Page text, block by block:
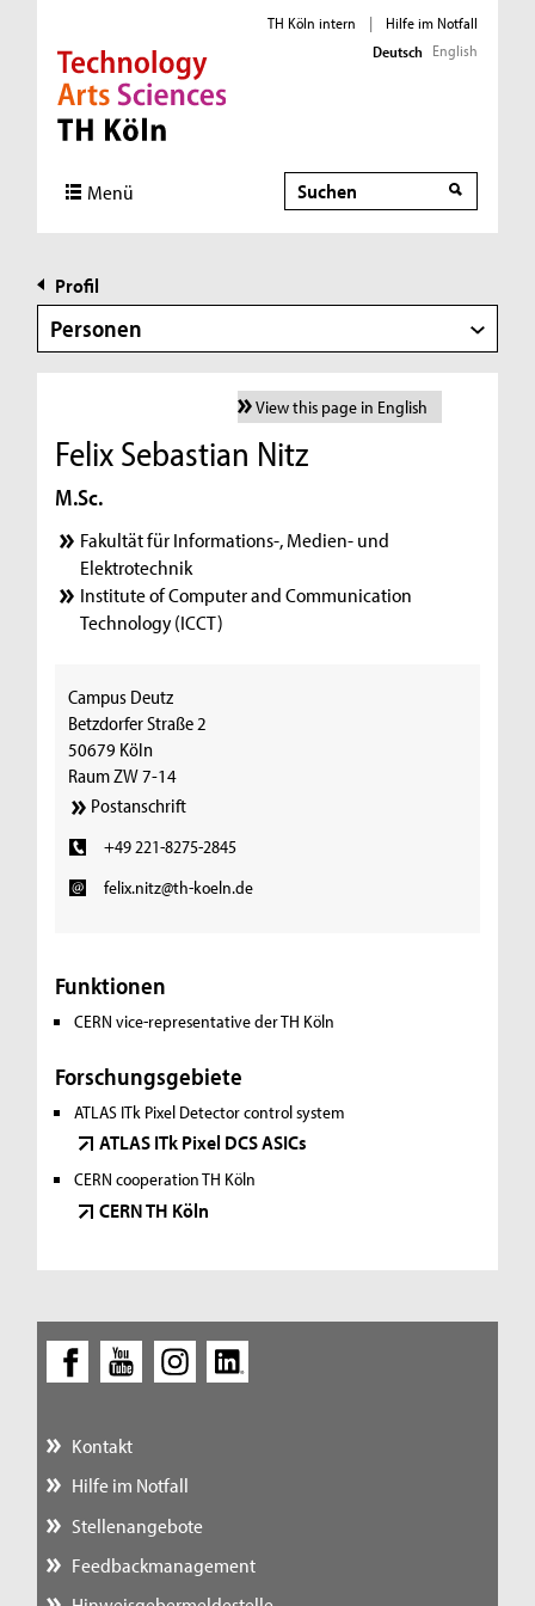
Direkt zur Hauptnavigation
Direkt zur Subnavigation
Direkt zum Inhalt
Direkt zum Fußbereich
TH Köln intern |
Hilfe im Notfall
Deutsch English
Menü Suche
Profil
Personen
View this page in English
Felix Sebastian Nitz
M.Sc.
Fakultät für Informations-, Medien- und
Elektrotechnik
Institute of Computer and Communication
Technology (ICCT)
Campus Deutz
Betzdorfer Straße 2
50679 Köln
Raum ZW 7-14
Postanschrift
+49 221-8275-2845
felix.nitz@th-koeln.de
Funktionen
CERN vice-representative der TH Köln
Forschungsgebiete
ATLAS ITk Pixel Detector control system
ATLAS ITk Pixel DCS ASICs
CERN cooperation TH Köln
CERN TH Köln
Kontakt
Hilfe im Notfall
Stellenangebote
Feedbackmanagement